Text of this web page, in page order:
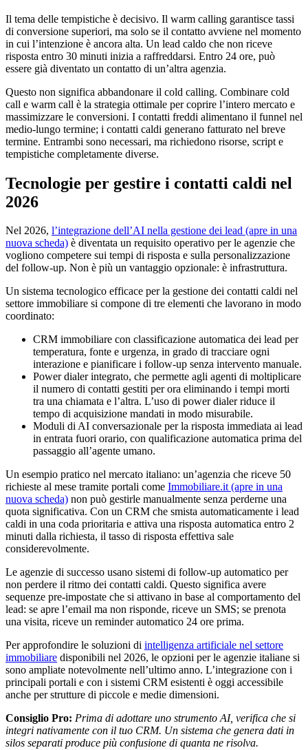
Il tema delle tempistiche è decisivo. Il warm calling garantisce tassi
di conversione superiori, ma solo se il contatto avviene nel momento
in cui l’intenzione è ancora alta. Un lead caldo che non riceve
risposta entro 30 minuti inizia a raffreddarsi. Entro 24 ore, può
essere già diventato un contatto di un’altra agenzia.
Questo non significa abbandonare il cold calling. Combinare cold
call e warm call è la strategia ottimale per coprire l’intero mercato e
massimizzare le conversioni. I contatti freddi alimentano il funnel nel
medio-lungo termine; i contatti caldi generano fatturato nel breve
termine. Entrambi sono necessari, ma richiedono risorse, script e
tempistiche completamente diverse.
Tecnologie per gestire i contatti caldi nel
2026
Nel 2026, l’integrazione dell’AI nella gestione dei lead (apre in una
nuova scheda) è diventata un requisito operativo per le agenzie che
vogliono competere sui tempi di risposta e sulla personalizzazione
del follow-up. Non è più un vantaggio opzionale: è infrastruttura.
Un sistema tecnologico efficace per la gestione dei contatti caldi nel
settore immobiliare si compone di tre elementi che lavorano in modo
coordinato:
CRM immobiliare con classificazione automatica dei lead per
temperatura, fonte e urgenza, in grado di tracciare ogni
interazione e pianificare i follow-up senza intervento manuale.
Power dialer integrato, che permette agli agenti di moltiplicare
il numero di contatti gestiti per ora eliminando i tempi morti
tra una chiamata e l’altra. L’uso di power dialer riduce il
tempo di acquisizione mandati in modo misurabile.
Moduli di AI conversazionale per la risposta immediata ai lead
in entrata fuori orario, con qualificazione automatica prima del
passaggio all’agente umano.
Un esempio pratico nel mercato italiano: un’agenzia che riceve 50
richieste al mese tramite portali come Immobiliare.it(apre in una
nuova scheda) non può gestirle manualmente senza perderne una
quota significativa. Con un CRM che smista automaticamente i lead
caldi in una coda prioritaria e attiva una risposta automatica entro 2
minuti dalla richiesta, il tasso di risposta effettiva sale
considerevolmente.
Le agenzie di successo usano sistemi di follow-up automatico per
non perdere il ritmo dei contatti caldi. Questo significa avere
sequenze pre-impostate che si attivano in base al comportamento del
lead: se apre l’email ma non risponde, riceve un SMS; se prenota
una visita, riceve un reminder automatico 24 ore prima.
Per approfondire le soluzioni di intelligenza artificiale nel settore
immobiliare disponibili nel 2026, le opzioni per le agenzie italiane si
sono ampliate notevolmente nell’ultimo anno. L’integrazione con i
principali portali e con i sistemi CRM esistenti è oggi accessibile
anche per strutture di piccole e medie dimensioni.
Consiglio Pro: Prima di adottare uno strumento AI, verifica che si
integri nativamente con il tuo CRM. Un sistema che genera dati in
silos separati produce più confusione di quanta ne risolva.